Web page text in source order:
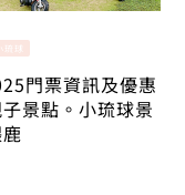
小琉球
門票資訊及優惠
景點。小琉球景